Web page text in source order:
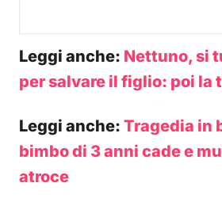
Leggi anche: Nettuno, si
per salvare il figlio: poi la
Leggi anche: Tragedia in
bimbo di 3 anni cade e
atroce